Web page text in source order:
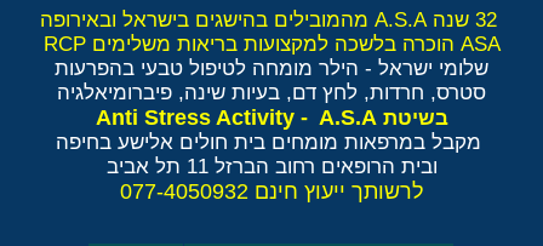
32 שנה A.S.A מהמובילים בהישגים בישראל ובאירופה
ASA הוכרה בלשכה למקצועות בריאות משלימים RCP
שלומי ישראל - הילר מומחה לטיפול טבעי בהפרעות
סטרס, חרדות, לחץ דם, בעיות שינה, פיברומיאלגיה
בשיטת Anti Stress Activity - A.S.A
מקבל במרפאות מומחים בית חולים אלישע בחיפה
ובית הרופאים רחוב הברזל 11 תל אביב
לרשותך ייעוץ חינם 077-4050932